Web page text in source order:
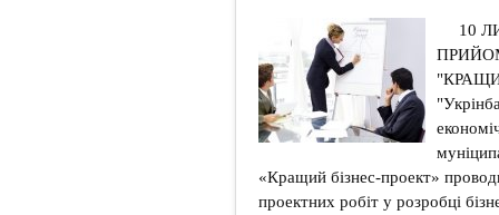
10
«Кращий бізнес-проект»
проектних робіт у розробці